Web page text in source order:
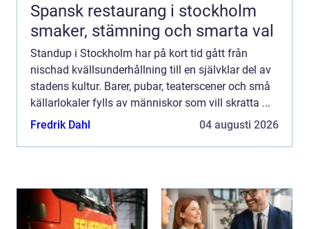
Spansk restaurang i stockholm
smaker, stämning och smarta val
Standup i Stockholm har på kort tid gått från
nischad kvällsunderhållning till en självklar del av
stadens kultur. Barer, pubar, teaterscener och små
källarlokaler fylls av människor som vill skratta ...
Fredrik Dahl
04 augusti 2026